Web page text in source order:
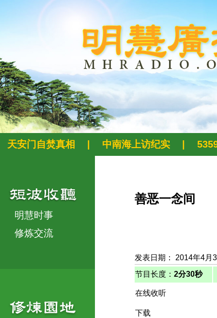
天安门自焚真相 中南海上访纪实
明慧时事
修炼交流
善恶一念间
发表日期： 2014年4月
节目长度： 2分30秒
在线收听
下载